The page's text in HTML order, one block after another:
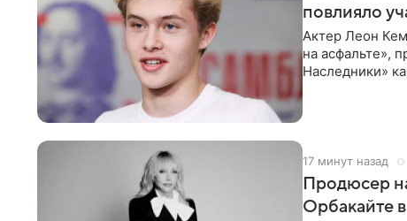
повлияло
Актер Леон
на асфальте»,
Наследники»
17 минут назад
Продюсер
Орбакайте